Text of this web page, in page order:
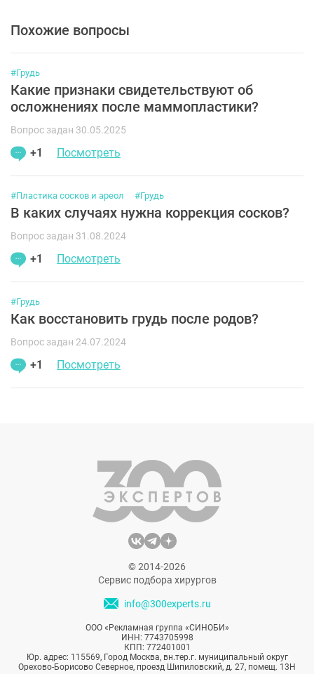
Похожие вопросы
#Грудь
Какие признаки свидетельствуют об
осложнениях после маммопластики?
Вопрос задан 30.05.2025
+1 Посмотреть
#Пластика сосков и ареол #Грудь
В каких случаях нужна коррекция сосков?
Вопрос задан 31.08.2024
+1 Посмотреть
#Грудь
Как восстановить грудь после родов?
Вопрос задан 24.07.2024
+1 Посмотреть
© 2014-2026
Сервис подбора хирургов
info@300experts.ru
ООО «Рекламная группа «СИНОБИ»
ИНН: 7743705998
КПП: 772401001
Юр. адрес: 115569, Город Москва, вн.тер.г. муниципальный округ
Орехово-Борисово Северное, проезд Шипиловский, д. 27, помещ. 13Н